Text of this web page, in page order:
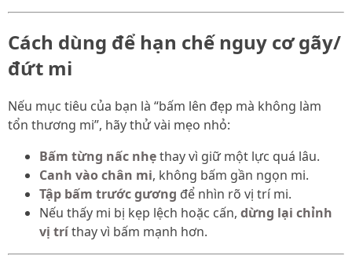
Cách dùng để hạn chế nguy cơ gãy/
đứt mi
Nếu mục tiêu của bạn là “bấm lên đẹp mà không làm
tổn thương mi”, hãy thử vài mẹo nhỏ:
Bấm từng nấc nhẹthay vì giữ một lực quá lâu.
Canh vào chân mi, không bấm gần ngọn mi.
Tập bấm trước gương để nhìn rõ vị trí mi.
Nếu thấy mi bị kẹp lệch hoặc cấn, dừng lại chỉnh
vị tríthay vì bấm mạnh hơn.